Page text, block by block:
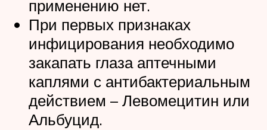
применению нет.
При первых признаках
инфицирования необходимо
закапать глаза аптечными
каплями с антибактериальным
действием – Левомецитин или
Альбуцид.